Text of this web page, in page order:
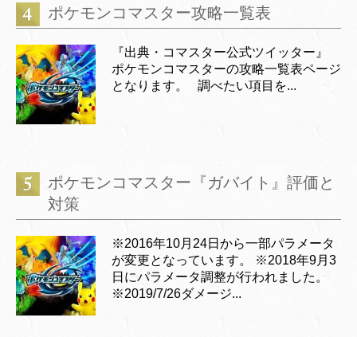
ポケモンコマスター攻略一覧表
『出典・コマスター公式ツイッター』
ポケモンコマスターの攻略一覧表ページ
となります。 調べたい項目を...
ポケモンコマスター『ガバイト』評価と
対策
※2016年10月24日から一部パラメータ
が変更となっています。 ※2018年9月3
日にパラメータ調整が行われました。
※2019/7/26ダメージ...